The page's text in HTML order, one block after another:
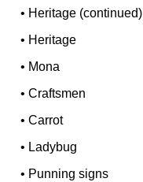
• Heritage (continued)
• Heritage
• Mona
•Craftsmen
•Carrot
• Ladybug
• Punning signs